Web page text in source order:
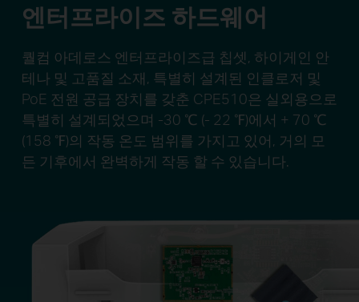
엔터프라이즈 하드웨어
퀄컴 아데로스 엔터프라이즈급 칩셋, 하이게인 안
테나 및 고품질 소재, 특별히 설계된 인클로저 및
PoE 전원 공급 장치를 갖춘 CPE510은 실외용으로
특별히 설계되었으며 -30 ℃ (- 22 ℉)에서 + 70 ℃
(158 ℉)의 작동 온도 범위를 가지고 있어, 거의 모
든 기후에서 완벽하게 작동 할 수 있습니다.